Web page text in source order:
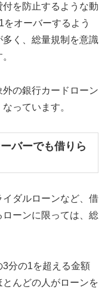
付を防止するような動
オーバーするよう
く、総量規制を意識
の銀行カードローン
っています。
バーでも借りら
ダルローンなど、借
ーンに限っては、総
分の1を超える金額
んどの人がローンを